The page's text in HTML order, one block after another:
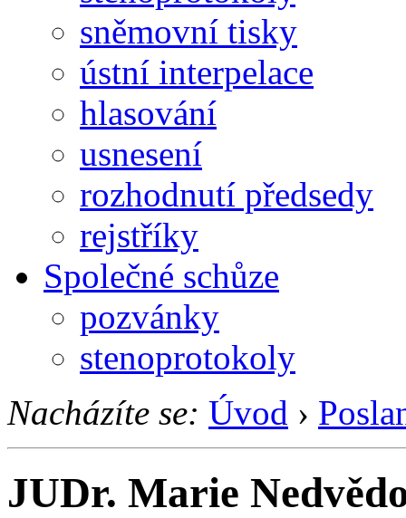
sněmovní tisky
ústní interpelace
hlasování
usnesení
rozhodnutí předsedy
rejstříky
Společné schůze
pozvánky
stenoprotokoly
Nacházíte se: Úvod ›
JUDr. Marie